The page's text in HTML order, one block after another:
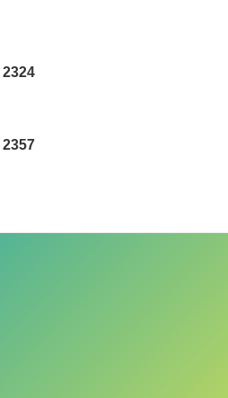
2324
2357